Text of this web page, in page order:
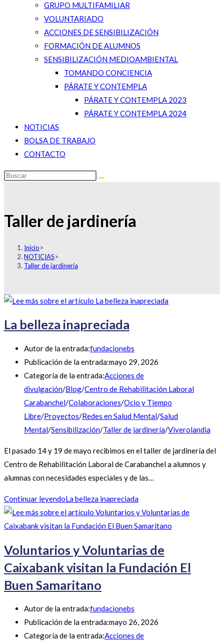
GRUPO MULTIFAMILIAR
VOLUNTARIADO
ACCIONES DE SENSIBILIZACIÓN
FORMACIÓN DE ALUMNOS
SENSIBILIZACIÓN MEDIOAMBIENTAL
TOMANDO CONCIENCIA
PÁRATE Y CONTEMPLA
PÁRATE Y CONTEMPLA 2023
PÁRATE Y CONTEMPLA 2024
NOTICIAS
BOLSA DE TRABAJO
CONTACTO
Taller de jardinería
Inicio>
NOTICIAS>
Taller de jardinería
La belleza inapreciada
Autor de la entrada:fundacionebs
Publicación de la entrada:mayo 29, 2026
Categoría de la entrada:Acciones de
divulgación/Blog/Centro de Rehabilitación Laboral
Carabanchel/Colaboraciones/Ocio y Tiempo
Libre/Proyectos/Redes en Salud Mental/Salud
Mental/Sensibilización/Taller de jardinería/Viverolandia
El pasado 14 y 19 de mayo recibimos en el taller de jardinería del
Centro de Rehabilitación Laboral de Carabanchel a alumnos y
alumnas con necesidades especiales y de las…
Continuar leyendoLa belleza inapreciada
Voluntarios y Voluntarias de
Caixabank visitan la Fundación El
Buen Samaritano
Autor de la entrada:fundacionebs
Publicación de la entrada:mayo 26, 2026
Categoría de la entrada:Acciones de